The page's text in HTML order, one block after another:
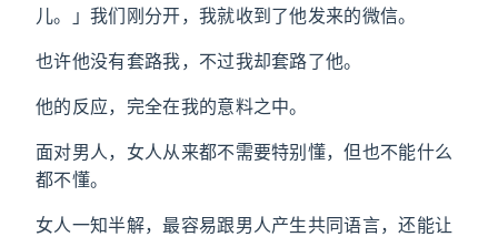
儿。」我们刚分开，我就收到了他发来的微信。
也许他没有套路我，不过我却套路了他。
他的反应，完全在我的意料之中。
面对男人，女人从来都不需要特别懂，但也不能什么
都不懂。
女人一知半解，最容易跟男人产生共同语言，还能让